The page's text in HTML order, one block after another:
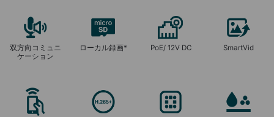
双方向コミュニ
ケーション
ローカル録画* PoE/ 12V DC SmartVid